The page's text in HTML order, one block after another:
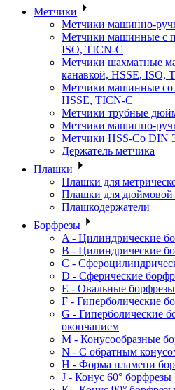
Метчики
Метчики машинно-
Метчики машинные с
ISO, TICN-C
Метчики шахматные
канавкой, HSSE, ISO,
Метчики машинные со
HSSE, TICN-C
Метчики трубные
Метчики машинно-
Метчики HSS-Co DIN
Держатель метчика
Плашки
Плашки для
Плашки для дюймовой
Плашкодержатели
Борфрезы
A - Цилиндрические
B - Цилиндрические
C -
D - Сферические
E - Овальные борфрезы
F - Гиперболические
G - Гиперболические
окончанием
M - Конусообразные
N - С обратным
H - Форма пламени
J - Конус 60° борфрезы